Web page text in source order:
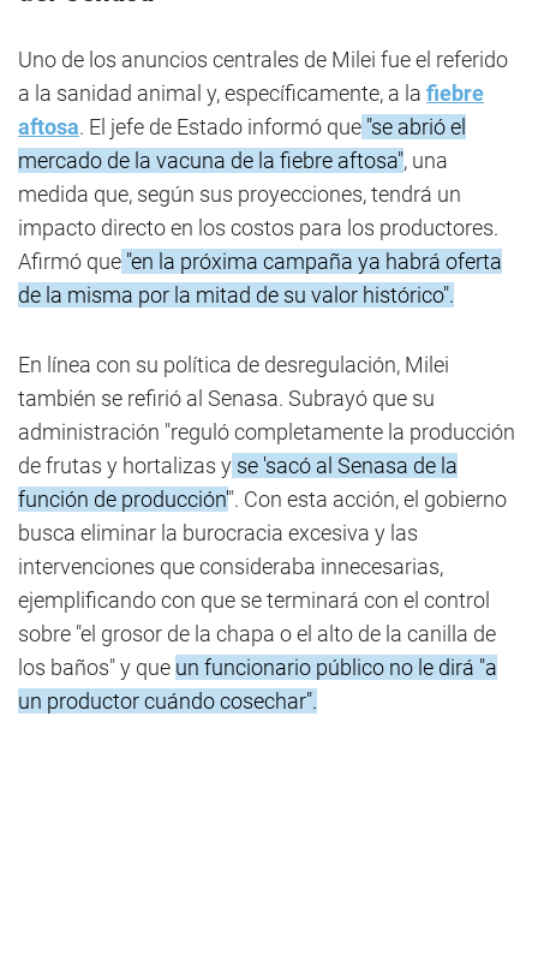
Uno de los anuncios centrales de Milei fue el referido
a la sanidad animal y, específicamente, a la fiebre
aftosa. El jefe de Estado informó que "se abrió el
mercado de la vacuna de la fiebre aftosa", una
medida que, según sus proyecciones, tendrá un
impacto directo en los costos para los productores.
Afirmó que "en la próxima campaña ya habrá oferta
de la misma por la mitad de su valor histórico".
En línea con su política de desregulación, Milei
también se refirió al Senasa. Subrayó que su
administración "reguló completamente la producción
de frutas y hortalizas y se 'sacó al Senasa de la
función de producción'". Con esta acción, el gobierno
busca eliminar la burocracia excesiva y las
intervenciones que consideraba innecesarias,
ejemplificando con que se terminará con el control
sobre "el grosor de la chapa o el alto de la canilla de
los baños" y que un funcionario público no le dirá "a
un productor cuándo cosechar".